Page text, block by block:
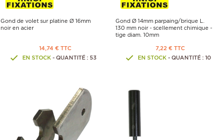
Gond de volet sur platine Ø 16mm
noir en acier
14,74 € TTC
EN STOCK - QUANTITÉ : 53
Gond Ø 14mm parpaing/brique L.
130 mm noir - scellement chimique -
tige diam. 10mm
7,22 € TTC
EN STOCK - QUANTITÉ : 10